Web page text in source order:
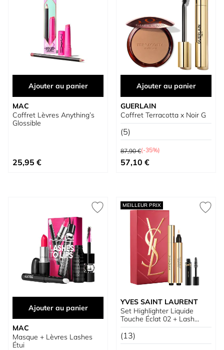
Ajouter au panier
MAC
Coffret Lèvres Anything’s
Glossible
Prix spécial
25,95 €
Ajouter au panier
GUERLAIN
Coffret Terracotta x Noir G
(5)
Prix normal
87,90 €(-35%)
Prix spécial
57,10 €
Ajouter au panier
MAC
Masque + Lèvres Lashes
Étui
MEILLEUR PRIX
YVES SAINT LAURENT
Set Highlighter Liquide
Touche Éclat 02 + Lash
Clash Mascara
(13)